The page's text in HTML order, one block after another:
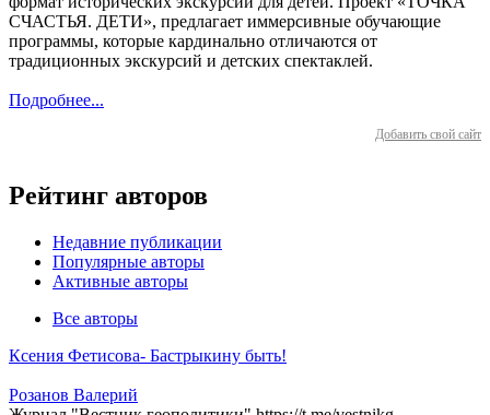
СЧАСТЬЯ. ДЕТИ», предлагает иммерсивные обучающие
программы, которые кардинально отличаются от
традиционных экскурсий и детских спектаклей.
Подробнее...
Добавить свой сайт
Рейтинг авторов
Недавние публикации
Популярные авторы
Активные авторы
Все авторы
Ксения Фетисова- Бастрыкину быть!
Розанов Валерий